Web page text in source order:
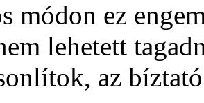
módon ez
lehetett
az